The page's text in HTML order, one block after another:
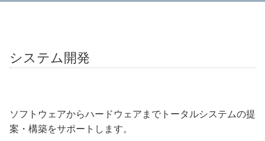
システム開発
ソフトウェアからハードウェアまでトータルシステムの提
案・構築をサポートします。